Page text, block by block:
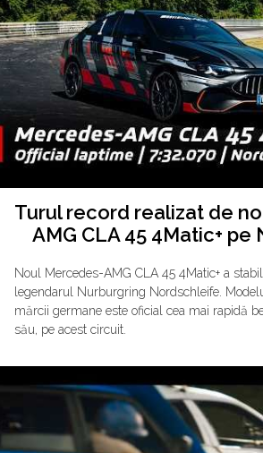
Turul record realizat de
AMG CLA 45 4Matic+ pe
Noul Mercedes-AMG CLA 45 4Matic+ a
legendarul Nurburgring Nordschleife.
mărcii germane este oficial cea mai rapidă
său, pe acest circuit.